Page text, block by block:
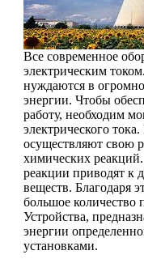
Все современное
электрическим
нуждаются в
энергии. Чтобы
работу, необходим
электрического
осуществляют свою
химических
реакции приводят к
веществ. Благодаря
большое количество
Устройства,
энергии
установками.